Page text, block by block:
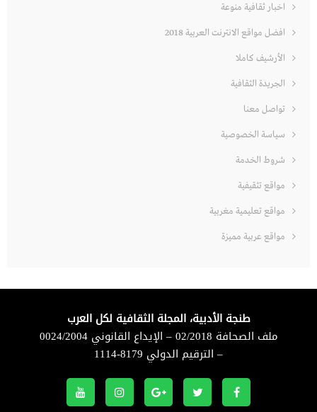
اخبار ثقافية منوعة
افضل مواقع الانترنت العربية 2018
الأرشيف كاملا
الجريدة الثقافية
تواصل معنا
سياسة الخصوصية
شروط الخدمة
مواقع تثقيفية
مواقع تعليمية مغربية
مواقع عربية مميزة
طنجة الأدبية، المجلة الثقافية لكل العرب
ملف الصحافة 02/2018 – الإيداع القانوني 0024/2004
– الترقيم الدولي 8179-1114